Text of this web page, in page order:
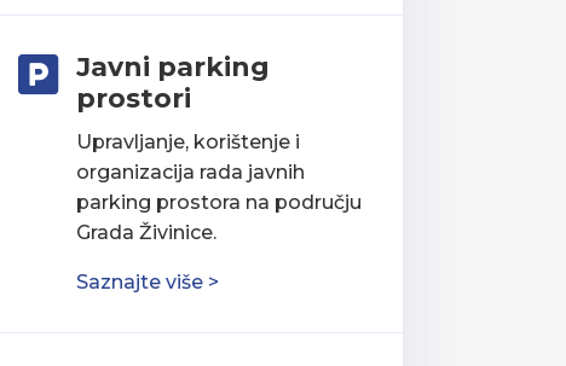

Javni parking
prostori
Upravljanje, korištenje i
organizacija rada javnih
parking prostora na području
Grada Živinice.
Saznajte više >